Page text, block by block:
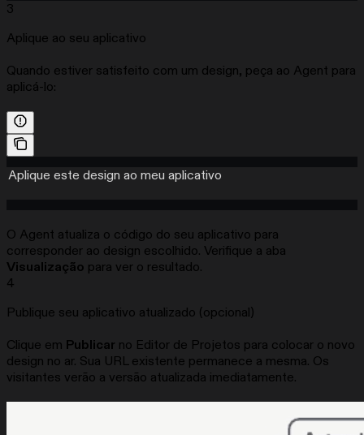
3
Aplique ao seu aplicativo
Quando estiver satisfeito com um design, peça ao Agent para
aplicá-lo:
Aplique este design ao meu aplicativo
O Agent atualiza o código do seu aplicativo para
corresponder ao design escolhido. Verifique a aba
Visualização para ver o resultado.
4
Publique seu aplicativo atualizado (opcional)
Clique em Publicar no Editor de Projetos para colocar o novo
design no ar. Sua URL existente permanece a mesma. Os
visitantes verão a versão atualizada imediatamente.